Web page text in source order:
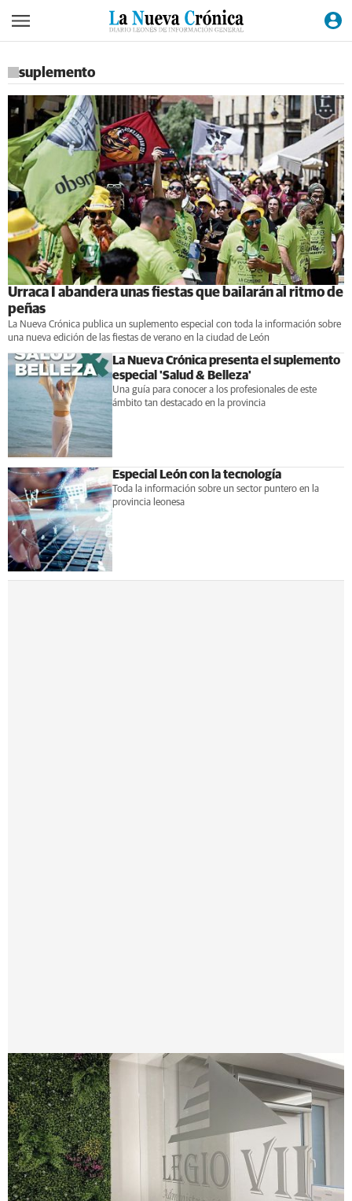
suplemento
Urraca I abandera unas fiestas que bailarán al ritmo de
peñas
La Nueva Crónica publica un suplemento especial con toda la información sobre
una nueva edición de las fiestas de verano en la ciudad de León
La Nueva Crónica presenta el suplemento
especial 'Salud & Belleza'
Una guía para conocer a los profesionales de este
ámbito tan destacado en la provincia
Especial León con la tecnología
Toda la información sobre un sector puntero en la
provincia leonesa